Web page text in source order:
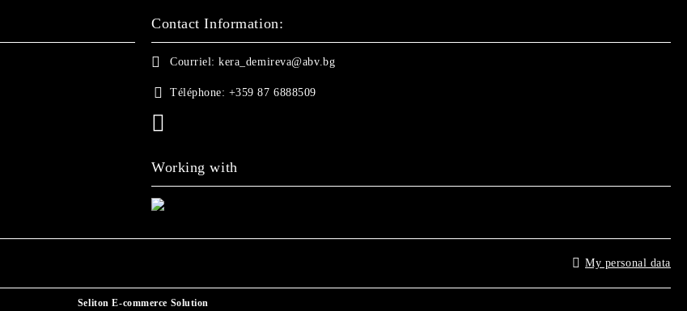
Contact Information:
Courriel: kera_demireva@abv.bg
Téléphone: +359 87 6888509
Working with
My personal data
Seliton E-commerce Solution